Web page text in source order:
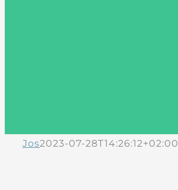
Jos2023-07-28T14:26:12+02:00